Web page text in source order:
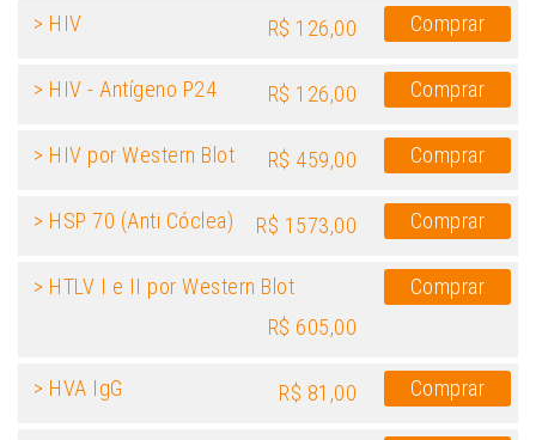
> HIV R$ 126,00 Comprar
> HIV - Antígeno P24 R$ 126,00 Comprar
> HIV por Western Blot R$ 459,00 Comprar
> HSP 70 (Anti Cóclea) R$ 1573,00 Comprar
> HTLV I e II por Western Blot
R$ 605,00
Comprar
> HVA IgG R$ 81,00 Comprar